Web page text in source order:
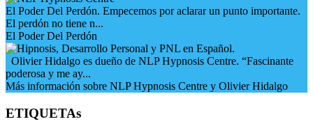
El Poder Del Perdón. Empecemos por aclarar un punto importante.
El perdón no tiene n...
El Poder Del Perdón
Olivier Hidalgo es dueño de NLP Hypnosis Centre. “Fascinante
poderosa y me ay...
Más información sobre NLP Hypnosis Centre y Olivier Hidalgo
ETIQUETAs